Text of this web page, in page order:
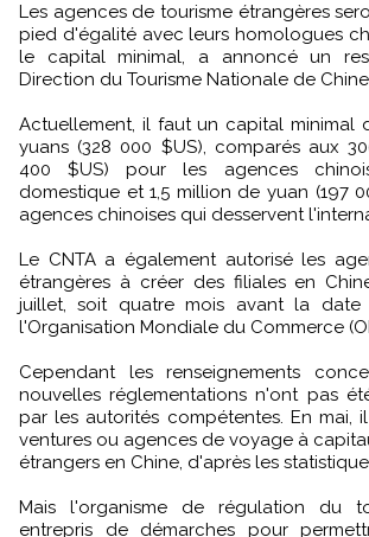
Les agences de tourisme étrangères seront traitées sur un
pied d'égalité avec leurs homologues
le capital minimal, a annoncé un
Direction du Tourisme Nationale de Chine
Actuellement, il faut un capital minimal
yuans (328 000 $US), comparés aux
400 $US) pour les agences
domestique et 1,5 million de yuan (197
agences chinoises qui desservent
Le CNTA a également autorisé les
étrangères à créer des filiales en
juillet, soit quatre mois avant la
l'Organisation Mondiale du Commerce
Cependant les renseignements
nouvelles réglementations n'ont pas
par les autorités compétentes. En mai,
ventures ou agences de voyage à
étrangers en Chine, d'après les
Mais l'organisme de régulation du
entrepris de démarches pour